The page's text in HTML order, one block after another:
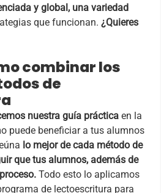
y global, una variedad
que funcionan. ¿Quieres
combinar los
de
nuestra guía práctica en la
puede beneficiar a tus alumnos
lo mejor de cada método de
que tus alumnos, además de
Todo esto lo aplicamos
de lectoescritura para